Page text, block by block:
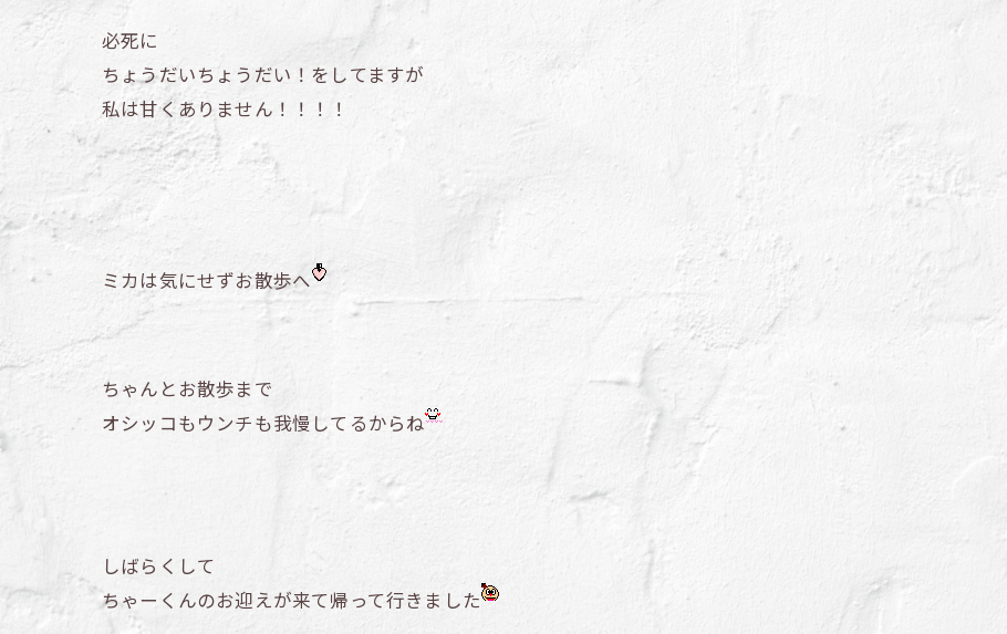
必死に
ちょうだいちょうだい！をしてますが
私は甘くありません！！！！
ミカは気にせずお散歩へ
ちゃんとお散歩まで
オシッコもウンチも我慢してるからね
しばらくして
ちゃーくんのお迎えが来て帰って行きました